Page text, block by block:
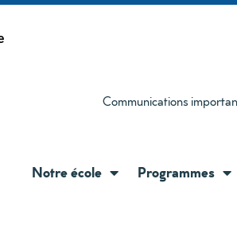
Communications
Notre école Programmes